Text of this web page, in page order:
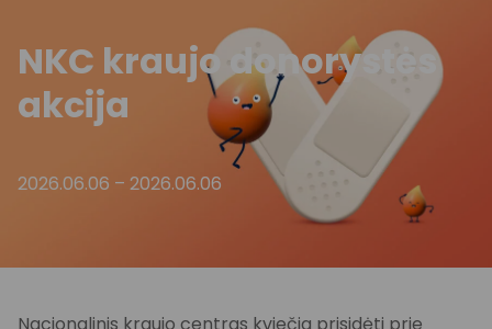
NKC kraujo donorystės
akcija
2026.06.06 – 2026.06.06